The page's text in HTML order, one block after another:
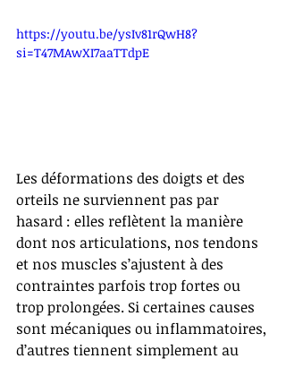
https://youtu.be/ysIv81rQwH8?
si=T47MAwXI7aaTTdpE
Les déformations des doigts et des
orteils ne surviennent pas par
hasard : elles reflètent la manière
dont nos articulations, nos tendons
et nos muscles s’ajustent à des
contraintes parfois trop fortes ou
trop prolongées. Si certaines causes
sont mécaniques ou inflammatoires,
d’autres tiennent simplement au